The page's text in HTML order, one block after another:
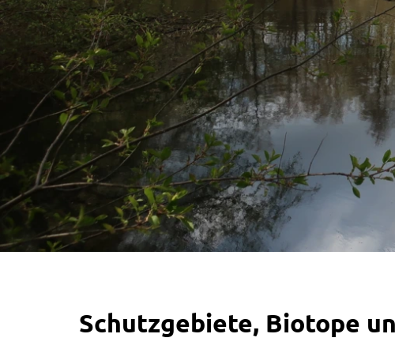
Schutzgebiete, Biotope